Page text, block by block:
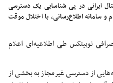
ایرانی در پی شناسایی یک دسترسی
سامانه اطلاع‌رسانی، با اختلال موقت
نوبیتکسطی اطلاعیه‌ای اعلام
ما نشانه‌هایی از دسترسی غیرمجاز به بخشی از